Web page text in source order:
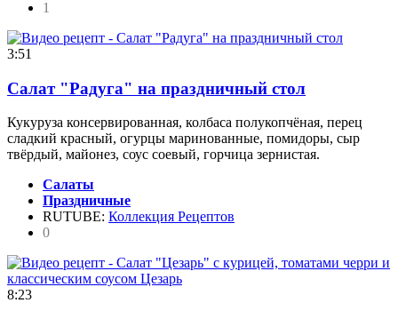
1
3:51
Салат "Радуга" на праздничный стол
Кукуруза консервированная, колбаса полукопчёная, перец
сладкий красный, огурцы маринованные, помидоры, сыр
твёрдый, майонез, соус соевый, горчица зернистая.
Салаты
Праздничные
RUTUBE: Коллекция Рецептов
0
8:23